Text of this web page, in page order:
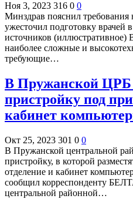
Ноя 3, 2023 316 0 0
Минздрав пояснил требования
ужесточил подготовку врачей
источников (иллюстративное)
наиболее сложные и
требующие…
В Пружанской ЦРБ
пристройку под
кабинет
Окт 25, 2023 301 0 0
В Пружанской центральной
пристройку, в которой
отделение и кабинет
сообщил корреспонденту
центральной районной…